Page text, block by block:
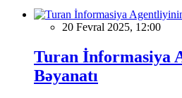
20 Fevral 2025, 12:00
Turan İnformasiya
Bəyanatı